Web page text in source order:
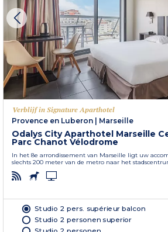
Verblijf in Signature Aparthotel
Provence en Luberon | Marseille
Odalys City Aparthotel Marseille
Parc Chanot Vélodrome
In het 8e arrondissement van Marseille ligt uw
slechts 200 meter van de metro naar het
Studio 2 pers. supérieur balcon
Studio 2 personen superior
Studio 2 personen